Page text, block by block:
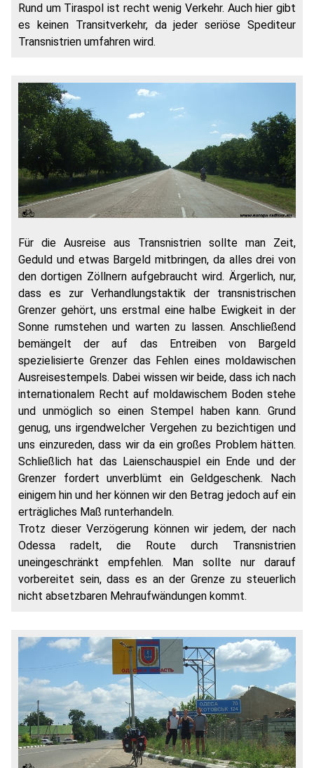
Rund um Tiraspol ist recht wenig Verkehr. Auch hier gibt
es keinen Transitverkehr, da jeder seriöse Spediteur
Transnistrien umfahren wird.
Für die Ausreise aus Transnistrien sollte man Zeit,
Geduld und etwas Bargeld mitbringen, da alles drei von
den dortigen Zöllnern aufgebraucht wird. Ärgerlich, nur,
dass es zur Verhandlungstaktik der transnistrischen
Grenzer gehört, uns erstmal eine halbe Ewigkeit in der
Sonne rumstehen und warten zu lassen. Anschließend
bemängelt der auf das Entreiben von Bargeld
spezielisierte Grenzer das Fehlen eines moldawischen
Ausreisestempels. Dabei wissen wir beide, dass ich nach
internationalem Recht auf moldawischem Boden stehe
und unmöglich so einen Stempel haben kann. Grund
genug, uns irgendwelcher Vergehen zu bezichtigen und
uns einzureden, dass wir da ein großes Problem hätten.
Schließlich hat das Laienschauspiel ein Ende und der
Grenzer fordert unverblümt ein Geldgeschenk. Nach
einigem hin und her können wir den Betrag jedoch auf ein
erträgliches Maß runterhandeln.
Trotz dieser Verzögerung können wir jedem, der nach
Odessa radelt, die Route durch Transnistrien
uneingeschränkt empfehlen. Man sollte nur darauf
vorbereitet sein, dass es an der Grenze zu steuerlich
nicht absetzbaren Mehraufwändungen kommt.